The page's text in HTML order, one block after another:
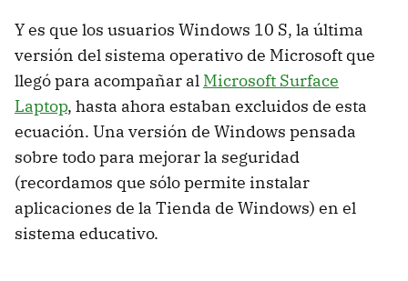
Y es que los usuarios Windows 10 S, la última
versión del sistema operativo de Microsoft que
llegó para acompañar al Microsoft Surface
Laptop, hasta ahora estaban excluidos de esta
ecuación. Una versión de Windows pensada
sobre todo para mejorar la seguridad
(recordamos que sólo permite instalar
aplicaciones de la Tienda de Windows) en el
sistema educativo.